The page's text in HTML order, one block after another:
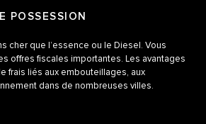
POSSESSION
cher que l’essence ou le Diesel. Vous
offres fiscales importantes. Les avantages
frais liés aux embouteillages, aux
dans de nombreuses villes.